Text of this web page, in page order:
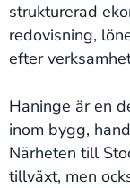
strukturerad
redovisning,
efter
Haninge är en
inom bygg,
Närheten till
tillväxt, men